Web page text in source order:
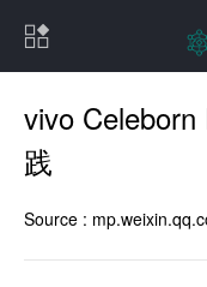
vivo
践
Source :